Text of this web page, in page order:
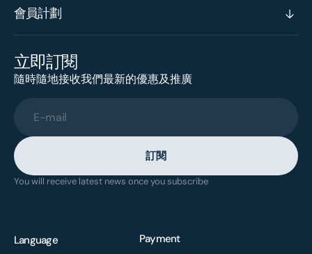
會員計劃
立即訂閱
隨時隨地接收我們最新的優惠及推廣
E-mail
訂閱
You will receive latest news once you subscribe
Language Payment